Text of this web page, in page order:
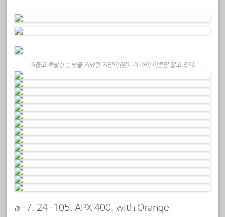
어둡고 특별한 눈빛을 지녔던 지민이(앞). 이 아이 이름만 알고 있다.
α-7, 24-105, APX 400, with Orange